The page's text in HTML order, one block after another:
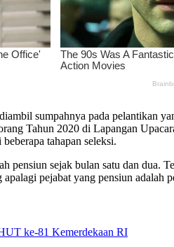
sumpahnya pada pelantikan
Tahun 2020 di Lapangan
tahapan seleksi.
pensiun sejak bulan satu dan dua.
pejabat yang pensiun adalah